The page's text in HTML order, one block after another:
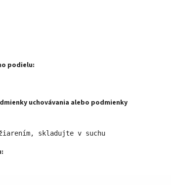
podielu:
uchovávania alebo podmienky
žiarením, skladujte v suchu